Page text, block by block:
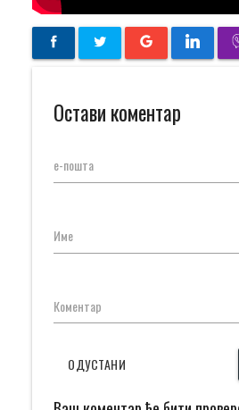
Остави коментар
е-пошта
Име
Коментар
ОДУСТАНИ